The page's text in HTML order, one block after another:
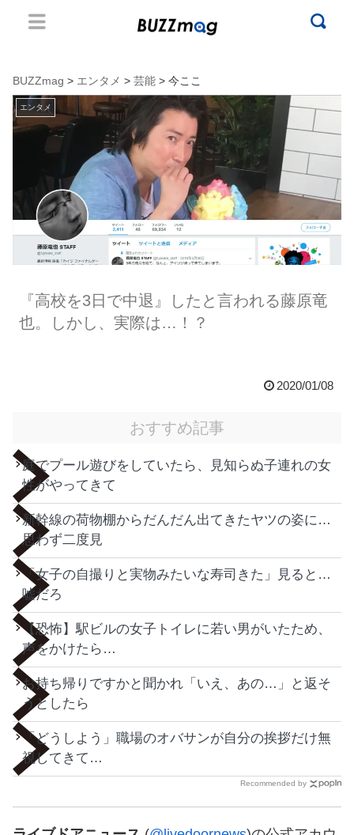
BUZZmag > エンタメ > 芸能 > 今ここ
エンタメ
『高校を3日で中退』したと言われる藤原竜
也。しかし、実際は…！？
2020/01/08
おすすめ記事
庭でプール遊びをしていたら、見知らぬ子連れの女
性がやってきて
新幹線の荷物棚からだんだん出てきたヤツの姿に…
思わず二度見
「女子の自撮りと実物みたいな寿司きた」見ると…
嘘だろ
【恐怖】駅ビルの女子トイレに若い男がいたため、
声をかけたら…
お持ち帰りですかと聞かれ「いえ、あの…」と返そ
うとしたら
「どうしよう」職場のオバサンが自分の挨拶だけ無
視してきて…
Recommended by